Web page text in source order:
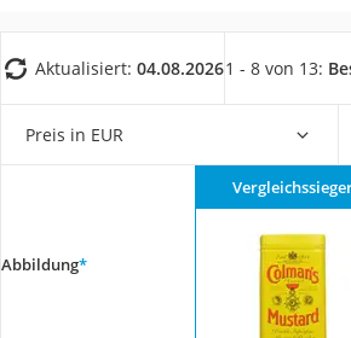
Aktualisiert: 04.08.20261 - 8 von 13:
Preis in EUR
Abbildung*